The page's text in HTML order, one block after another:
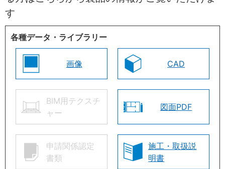
す
各種データ・ライブラリー
画像 CAD
BIM用テクスチ
ャー
図面PDF
申請関係認定
書類
施工・取扱説
明書